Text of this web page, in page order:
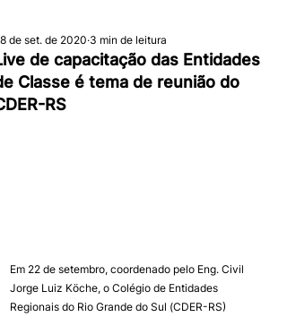
de capacitação das Entidades
Classe é tema de reunião do
RS
de set. de 2020 3 min de leitura
Em 22 de setembro, coordenado pelo Eng. Civil
Jorge Luiz Köche, o Colégio de Entidades
Regionais do Rio Grande do Sul (CDER-RS)